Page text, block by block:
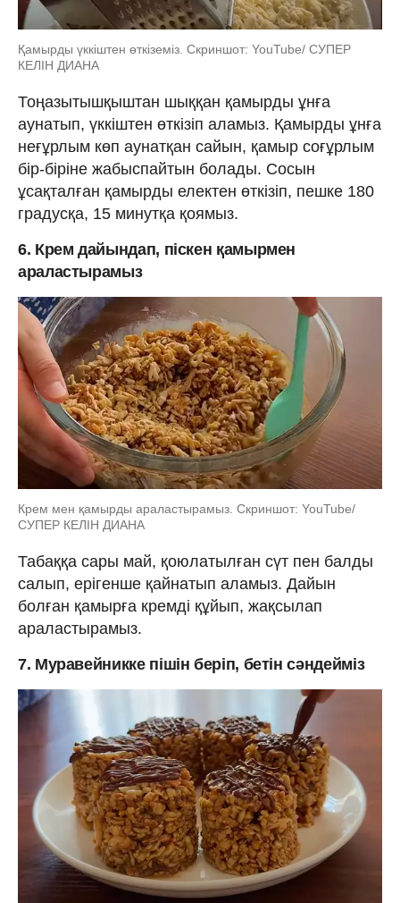
Қамырды үккіштен өткіземіз. Скриншот: YouTube/ СУПЕР
КЕЛІН ДИАНА
Тоңазытышқыштан шыққан қамырды ұнға
аунатып, үккіштен өткізіп аламыз. Қамырды ұнға
неғұрлым көп аунатқан сайын, қамыр соғұрлым
бір-біріне жабыспайтын болады. Сосын
ұсақталған қамырды електен өткізіп, пешке 180
градусқа, 15 минутқа қоямыз.
6. Крем дайындап, піскен қамырмен
араластырамыз
Крем мен қамырды араластырамыз. Скриншот: YouTube/
СУПЕР КЕЛІН ДИАНА
Табаққа сары май, қоюлатылған сүт пен балды
салып, ерігенше қайнатып аламыз. Дайын
болған қамырға кремді құйып, жақсылап
араластырамыз.
7. Муравейникке пішін беріп, бетін сәндейміз